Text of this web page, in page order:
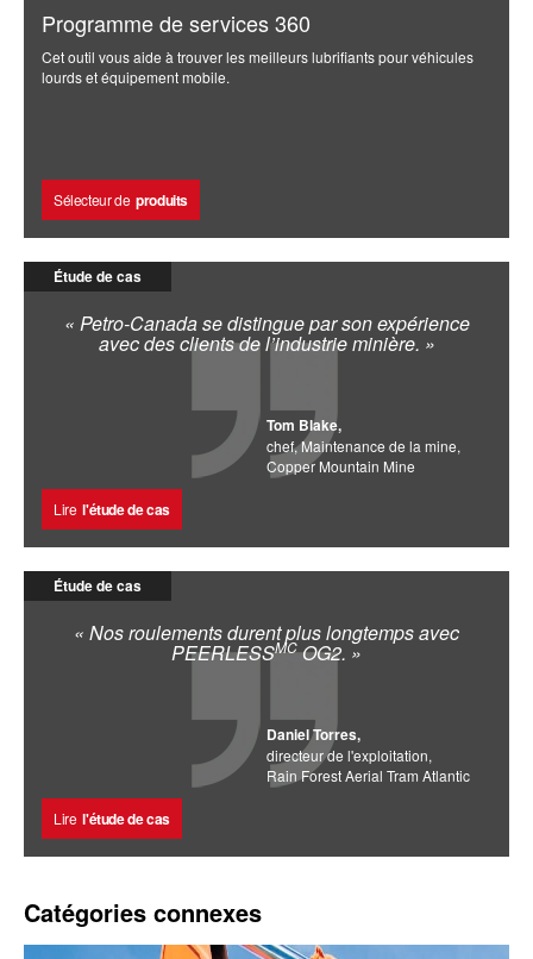
Programme de services 360
Cet outil vous aide à trouver les meilleurs lubrifiants pour véhicules
lourds et équipement mobile.
Sélecteur de produits
Étude de cas
« Petro-Canada se distingue par son expérience
avec des clients de l’industrie minière. »
Tom Blake,
chef, Maintenance de la mine,
Copper Mountain Mine
Lire l'étude de cas
Étude de cas
« Nos roulements durent plus longtemps avec
PEERLESSMCOG2. »
Daniel Torres,
directeur de l'exploitation,
Rain Forest Aerial Tram Atlantic
Lire l'étude de cas
Catégories connexes